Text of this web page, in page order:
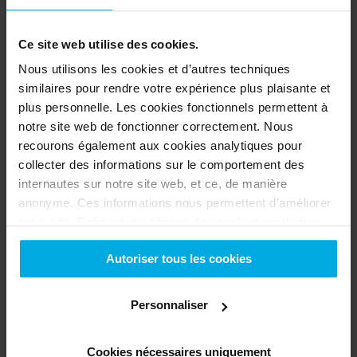
Ce site web utilise des cookies.
Nous utilisons les cookies et d’autres techniques
similaires pour rendre votre expérience plus plaisante et
plus personnelle. Les cookies fonctionnels permettent à
notre site web de fonctionner correctement. Nous
recourons également aux cookies analytiques pour
collecter des informations sur le comportement des
internautes sur notre site web, et ce, de manière
anonyme. Ces informations nous permettent d’améliorer
pour nous assurer que vous voyez des publicités
pertinentes. Pour en savoir plus sur ces cookies, veuillez
consulter notre politique en matière de cookies. Surcette
, vous pouvez modifier vos préférences en matière
Autoriser tous les cookies
Personnaliser
Cookies nécessaires uniquement